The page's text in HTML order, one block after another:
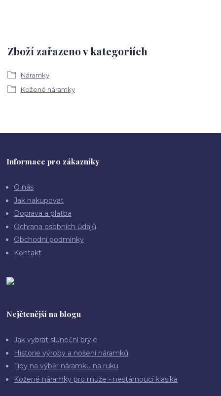
Zboží zařazeno v kategoriích
Náramky
Kožené náramky
Informace pro zákazníky
O nás
Jak nakupovat
Doprava a platba
Ochrana osobních údajů
Obchodní podmínky
Kontakt
Nejčtenější na blogu
Jak vybrat sluneční brýle
Historie výroby a nošení náramků
Tipy na výběr náramku na ruku
Kožené náramky pro muže - nestárnoucí klasika